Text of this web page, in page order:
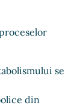
se
din